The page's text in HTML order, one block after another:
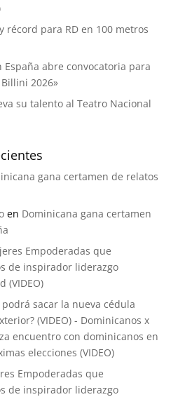
récord para RD en 100 metros
España abre convocatoria para
2026»
su talento al Teatro Nacional
gana certamen de relatos
en Dominicana gana certamen
Empoderadas que
de inspirador liderazgo
(VIDEO)
podrá sacar la nueva cédula
(VIDEO) - Dominicanos x
encuentro con dominicanos en
elecciones (VIDEO)
Empoderadas que
de inspirador liderazgo